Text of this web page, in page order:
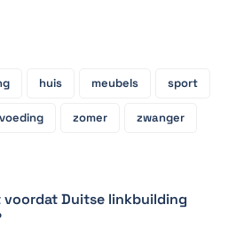
huis meubels sport
voeding zomer zwanger
Duitse linkbuilding